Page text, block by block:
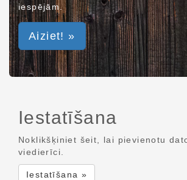
iespējām.
Aiziet! »
Iestatīšana
Noklikšķiniet šeit, lai pievienotu
viedierīci.
Iestatīšana »